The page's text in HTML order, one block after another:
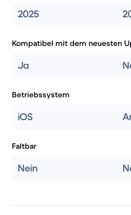
2025
Kompatibel mit dem neuesten
Ja
Betriebssystem
iOS
Faltbar
Nein